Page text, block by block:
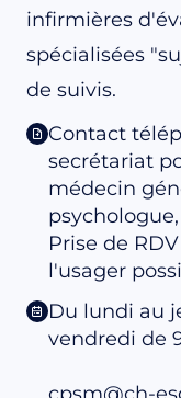
infirmières
spécialisées
de suivis.
Contact
secrétariat
médecin
Prise de
l'usager
Du lundi au
vendredi de